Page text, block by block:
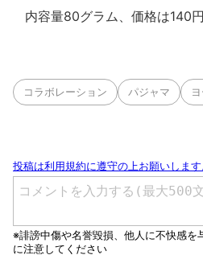
内容量80グラム、価格は140円
コラボレーション パジャマ